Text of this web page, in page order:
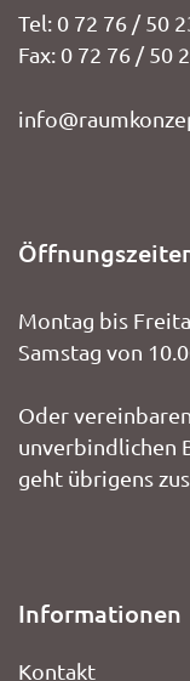
Tel: 0 72 76 / 50
Fax: 0 72 76 / 50
Montag bis
Samstag von
Oder
unverbindlichen
geht übrigens
Informationen
Kontakt